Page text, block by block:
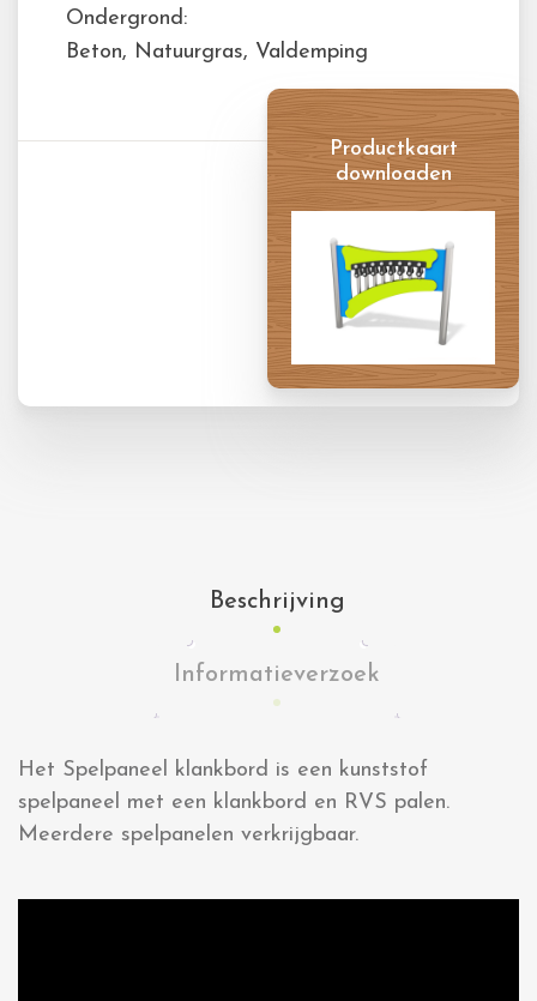
Ondergrond:
Beton, Natuurgras, Valdemping
Productkaart
downloaden
Beschrijving
Informatieverzoek
Het Spelpaneel klankbord is een kunststof
spelpaneel met een klankbord en RVS palen.
Meerdere spelpanelen verkrijgbaar.